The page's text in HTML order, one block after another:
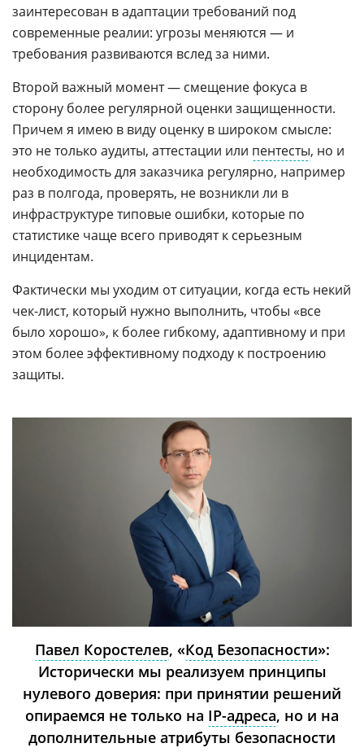
заинтересован в адаптации требований под
современные реалии: угрозы меняются — и
требования развиваются вслед за ними.
Второй важный момент — смещение фокуса в
сторону более регулярной оценки защищенности.
Причем я имею в виду оценку в широком смысле:
это не только аудиты, аттестации или пентесты, но и
необходимость для заказчика регулярно, например
раз в полгода, проверять, не возникли ли в
инфраструктуре типовые ошибки, которые по
статистике чаще всего приводят к серьезным
инцидентам.
Фактически мы уходим от ситуации, когда есть некий
чек-лист, который нужно выполнить, чтобы «все
было хорошо», к более гибкому, адаптивному и при
этом более эффективному подходу к построению
защиты.
Павел Коростелев, «Код Безопасности»:
Исторически мы реализуем принципы
нулевого доверия: при принятии решений
опираемся не только на IP-адреса, но и на
дополнительные атрибуты безопасности